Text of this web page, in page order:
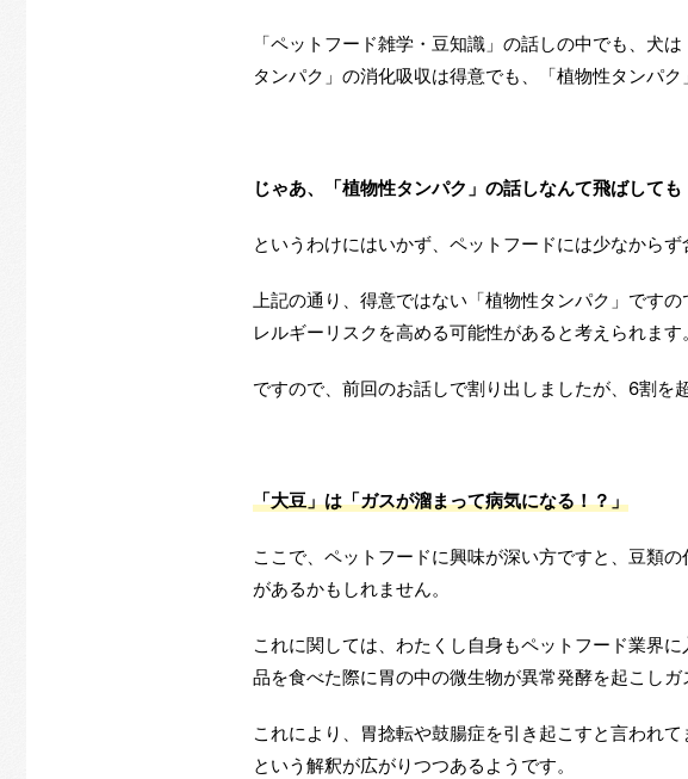
「ペットフード雑学・豆知識」の話しの中でも、犬
タンパク」の消化吸収は得意でも、「植物性タンパク
じゃあ、「植物性タンパク」の話しなんて飛ばしても
というわけにはいかず、ペットフードには少なから
上記の通り、得意ではない「植物性タンパク」です
レルギーリスクを高める可能性があると考えられます。
ですので、前回のお話しで割り出しましたが、6割を
「大豆」は「ガスが溜まって病気になる！？」
ここで、ペットフードに興味が深い方ですと、豆類
があるかもしれません。
これに関しては、わたくし自身もペットフード業界
品を食べた際に胃の中の微生物が異常発酵を起こしガ
これにより、胃捻転や鼓腸症を引き起こすと言われ
という解釈が広がりつつあるようです。